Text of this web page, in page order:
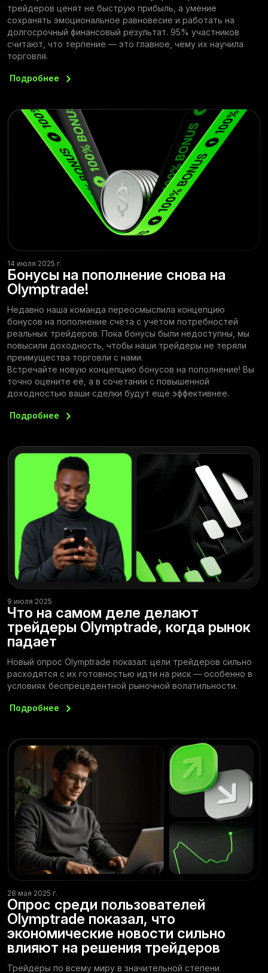
трейдеров ценят не быструю прибыль, а умение
сохранять эмоциональное равновесие и работать на
долгосрочный финансовый результат. 95% участников
считают, что терпение — это главное, чему их научила
торговля.
Подробнее
14 июля 2025 г.
Бонусы на пополнение снова на
Olymptrade!
Недавно наша команда переосмыслила концепцию
бонусов на пополнение счёта с учётом потребностей
реальных трейдеров. Пока бонусы были недоступны, мы
повысили доходность, чтобы наши трейдеры не теряли
преимущества торговли с нами.
Встречайте новую концепцию бонусов на пополнение! Вы
точно оцените её, а в сочетании с повышенной
доходностью ваши сделки будут ещё эффективнее.
Подробнее
9 июля 2025
Что на самом деле делают
трейдеры Olymptrade, когда рынок
падает
Новый опрос Olymptrade показал: цели трейдеров сильно
расходятся с их готовностью идти на риск — особенно в
условиях беспрецедентной рыночной волатильности.
Подробнее
28 мая 2025 г.
Опрос среди пользователей
Olymptrade показал, что
экономические новости сильно
влияют на решения трейдеров
Трейдеры по всему миру в значительной степени